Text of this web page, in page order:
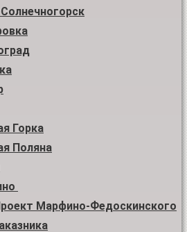
Горка
Поляна
Марфино-Федоскинского